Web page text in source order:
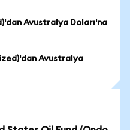
Avustralya Doları'na
Avustralya